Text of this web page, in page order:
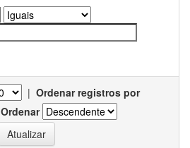
| Ordenar registros por
Ordenar